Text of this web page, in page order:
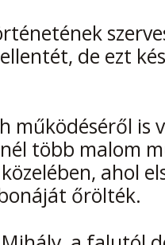
de ezt
működéséről is
több malom
ahol
őrölték.